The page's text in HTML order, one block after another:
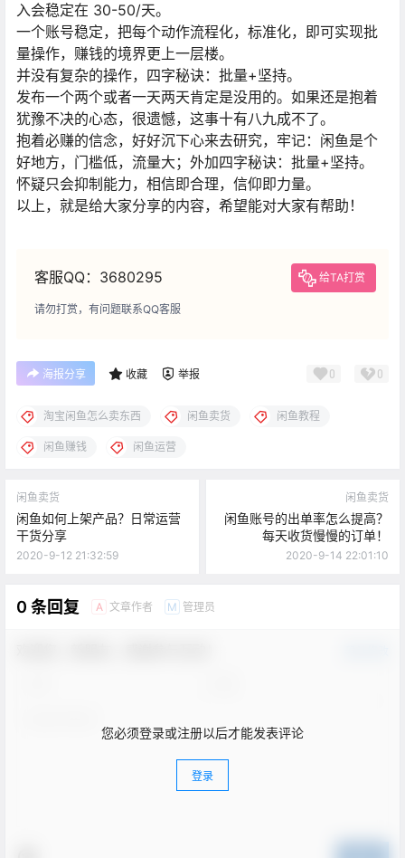
入会稳定在 30-50/天。
一个账号稳定，把每个动作流程化，标准化，即可实现批
量操作，赚钱的境界更上一层楼。
并没有复杂的操作，四字秘诀：批量+坚持。
发布一个两个或者一天两天肯定是没用的。如果还是抱着
犹豫不决的心态，很遗憾，这事十有八九成不了。
抱着必赚的信念，好好沉下心来去研究，牢记：闲鱼是个
好地方，门槛低，流量大；外加四字秘诀：批量+坚持。
怀疑只会抑制能力，相信即合理，信仰即力量。
以上，就是给大家分享的内容，希望能对大家有帮助！
客服QQ：3680295 给TA打赏
请勿打赏，有问题联系QQ客服
海报分享 收藏 举报 0 0
淘宝闲鱼怎么卖东西 闲鱼卖货 闲鱼教程
闲鱼赚钱 闲鱼运营
闲鱼卖货
闲鱼如何上架产品？日常运营
干货分享
2020-9-12 21:32:59
闲鱼卖货
闲鱼账号的出单率怎么提高？
每天收货慢慢的订单！
2020-9-14 22:01:10
0 条回复 A 文章作者 M 管理员
您必须登录或注册以后才能发表评论
登录